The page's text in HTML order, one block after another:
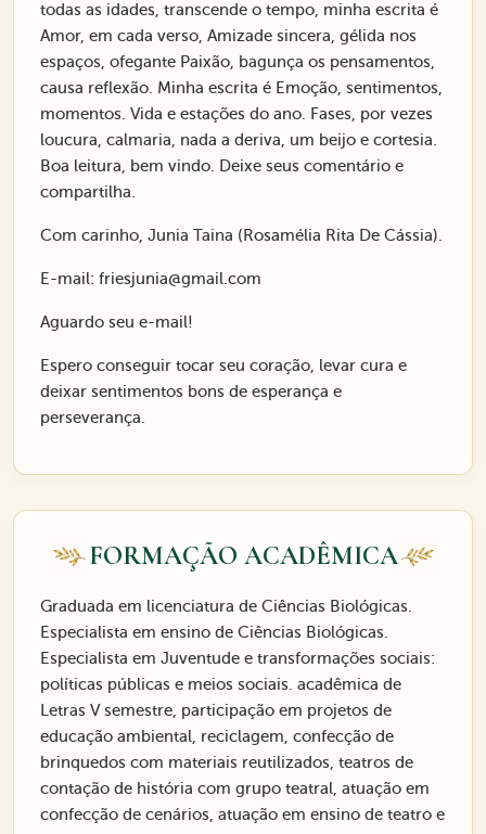
todas as idades, transcende o tempo, minha escrita é
Amor, em cada verso, Amizade sincera, gélida nos
espaços, ofegante Paixão, bagunça os pensamentos,
causa reflexão. Minha escrita é Emoção, sentimentos,
momentos. Vida e estações do ano. Fases, por vezes
loucura, calmaria, nada a deriva, um beijo e cortesia.
Boa leitura, bem vindo. Deixe seus comentário e
compartilha.
Com carinho, Junia Taina (Rosamélia Rita De Cássia).
E-mail: friesjunia@gmail.com
Aguardo seu e-mail!
Espero conseguir tocar seu coração, levar cura e
deixar sentimentos bons de esperança e
perseverança.
FORMAÇÃO ACADÊMICA
Graduada em licenciatura de Ciências Biológicas.
Especialista em ensino de Ciências Biológicas.
Especialista em Juventude e transformações sociais:
políticas públicas e meios sociais. acadêmica de
Letras V semestre, participação em projetos de
educação ambiental, reciclagem, confecção de
brinquedos com materiais reutilizados, teatros de
contação de história com grupo teatral, atuação em
confecção de cenários, atuação em ensino de teatro e